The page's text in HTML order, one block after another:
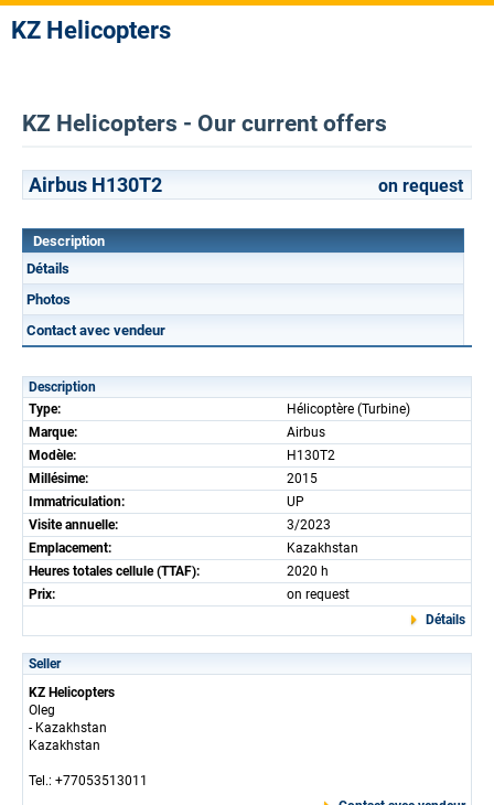
KZ Helicopters
KZ Helicopters - Our current offers
Airbus H130T2 on request
Description
Détails
Photos
Contact avec vendeur
Description
Type:
Hélicoptère (Turbine)
Marque:
Airbus
Modèle:
H130T2
Millésime:
2015
Immatriculation:
UP
Visite annuelle:
3/2023
Emplacement:
Kazakhstan
Heures totales cellule (TTAF):
2020 h
Prix:
on request
Détails
Seller
KZ Helicopters
Oleg
- Kazakhstan
Kazakhstan
Tel.: +77053513011